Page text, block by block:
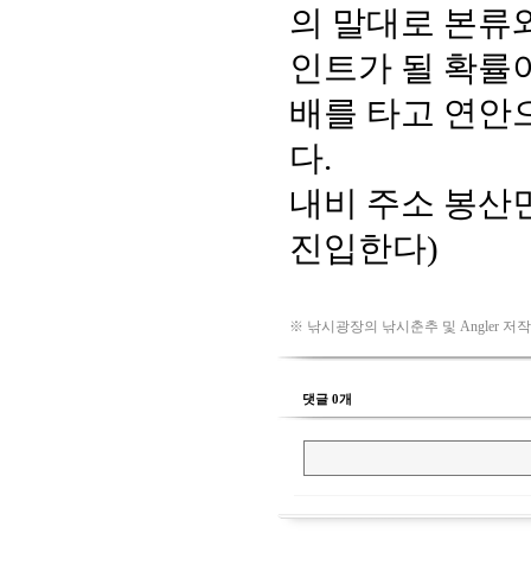
※ 낚시광장의 낚시춘추 및 Angler 저
댓글 0개